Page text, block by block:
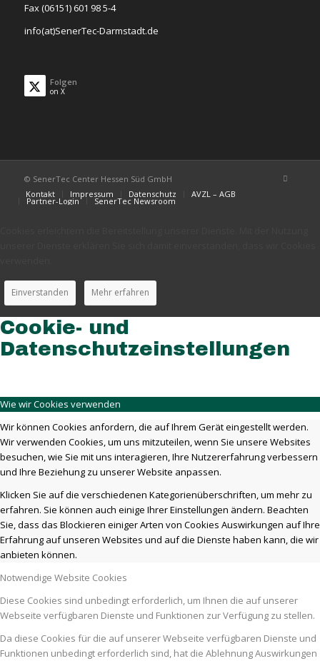
Fax (06151) 601 98 5-4
info(at)SenerTec-Darmstadt.de
Folgen
on X
© SenerTec Center Hessen Süd GmbH
Kontakt
Impressum Datenschutz AVZL – AGB
Partner-Login SenerTec Newsroom
Einverstanden Mehr erfahren
Cookie- und
Datenschutzeinstellungen
Wie wir Cookies verwenden
Wir können Cookies anfordern, die auf Ihrem Gerät eingestellt werden.
Wir verwenden Cookies, um uns mitzuteilen, wenn Sie unsere Websites
besuchen, wie Sie mit uns interagieren, Ihre Nutzererfahrung verbessern
und Ihre Beziehung zu unserer Website anpassen.
Klicken Sie auf die verschiedenen Kategorienüberschriften, um mehr zu
erfahren. Sie können auch einige Ihrer Einstellungen ändern. Beachten
Sie, dass das Blockieren einiger Arten von Cookies Auswirkungen auf Ihre
Erfahrung auf unseren Websites und auf die Dienste haben kann, die wir
anbieten können.
Notwendige Website Cookies
Diese Cookies sind unbedingt erforderlich, um Ihnen die auf unserer
Webseite verfügbaren Dienste und Funktionen zur Verfügung zu stellen.
Da diese Cookies für die auf unserer Webseite verfügbaren Dienste und
Funktionen unbedingt erforderlich sind, hat die Ablehnung Auswirkungen